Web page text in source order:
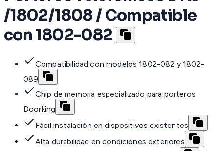
/1802/1808 / Compatible
con 1802-082
Compatibilidad con modelos 1802-082 y 1802-
089
Chip de memoria especializado para porteros
Doorking
Fácil instalación en dispositivos existentes
Alta durabilidad en condiciones exteriores